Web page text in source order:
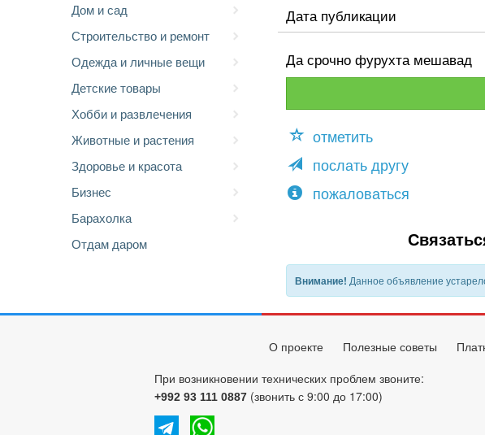
Дом и сад
Строительство и ремонт
Одежда и личные вещи
Детские товары
Хобби и развлечения
Животные и растения
Здоровье и красота
Бизнес
Барахолка
Отдам даром
Дата публикации
Да срочно фурухта мешавад
отметить
послать другу
пожаловаться
Внимание! Данное объявление
О проекте Полезные советы
При возникновении технических проблем звоните:
+992 93 111 0887 (звонить с 9:00 до 17:00)